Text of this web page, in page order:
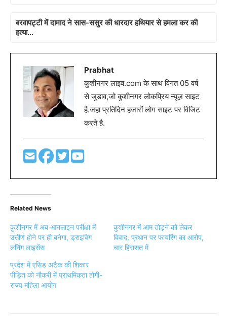
बरवापट्टी में दामाद ने सास-ससुर की धारदार हथियार से हमला कर की
हत्या…
Prabhat
कुशीनगर लाइव.com के साथ विगत 05 वर्ष
से जुडाव,जो कुशीनगर लोकप्रिय न्यूज़ साइट
है.जहा प्रतिदिन हजारों लोग साइट पर विजिट
करते है.
Related News
कुशीनगर में अब आनलाइन परीक्षा में
उत्तीर्ण होने पर ही बनेगा, ड्राइविग
लर्निंग लाइसेंस
कुशीनगर में आम तोड़ने को लेकर
विवाद, प्रधान पर फायरिंग का आरोप,
चार हिरासत में
प्रदेश में एसिड अटैक की शिकार
पीड़ित को नौकरी में प्राथमिकता होगी-
राज्य महिला आयोग